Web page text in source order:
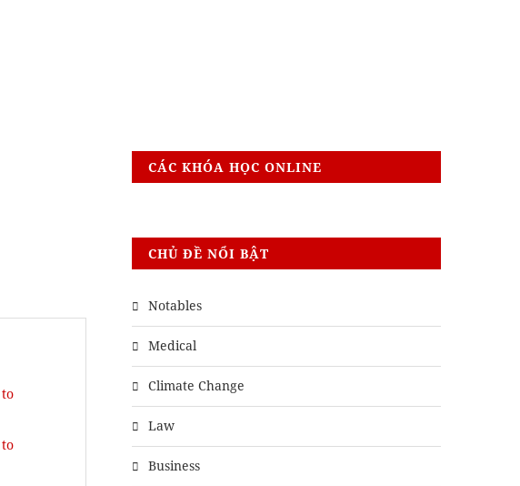
CÁC KHÓA HỌC ONLINE
CHỦ ĐỀ NỔI BẬT
Notables
Medical
Climate Change
Law
Business